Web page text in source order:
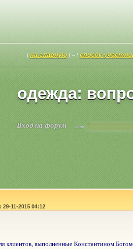
[ на главную] -- [ список
одежда:
Вход на форум логин
11-2015 04:12
клиентов, выполненные Константином